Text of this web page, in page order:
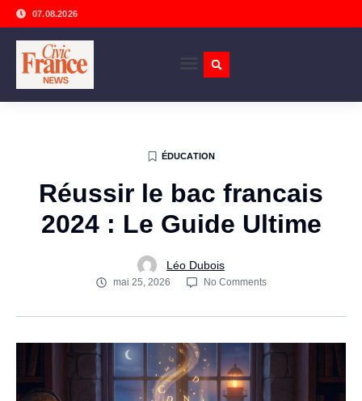
07.08.2026
ÉDUCATION
Réussir le bac francais
2024 : Le Guide Ultime
Léo Dubois
mai 25, 2026 No Comments